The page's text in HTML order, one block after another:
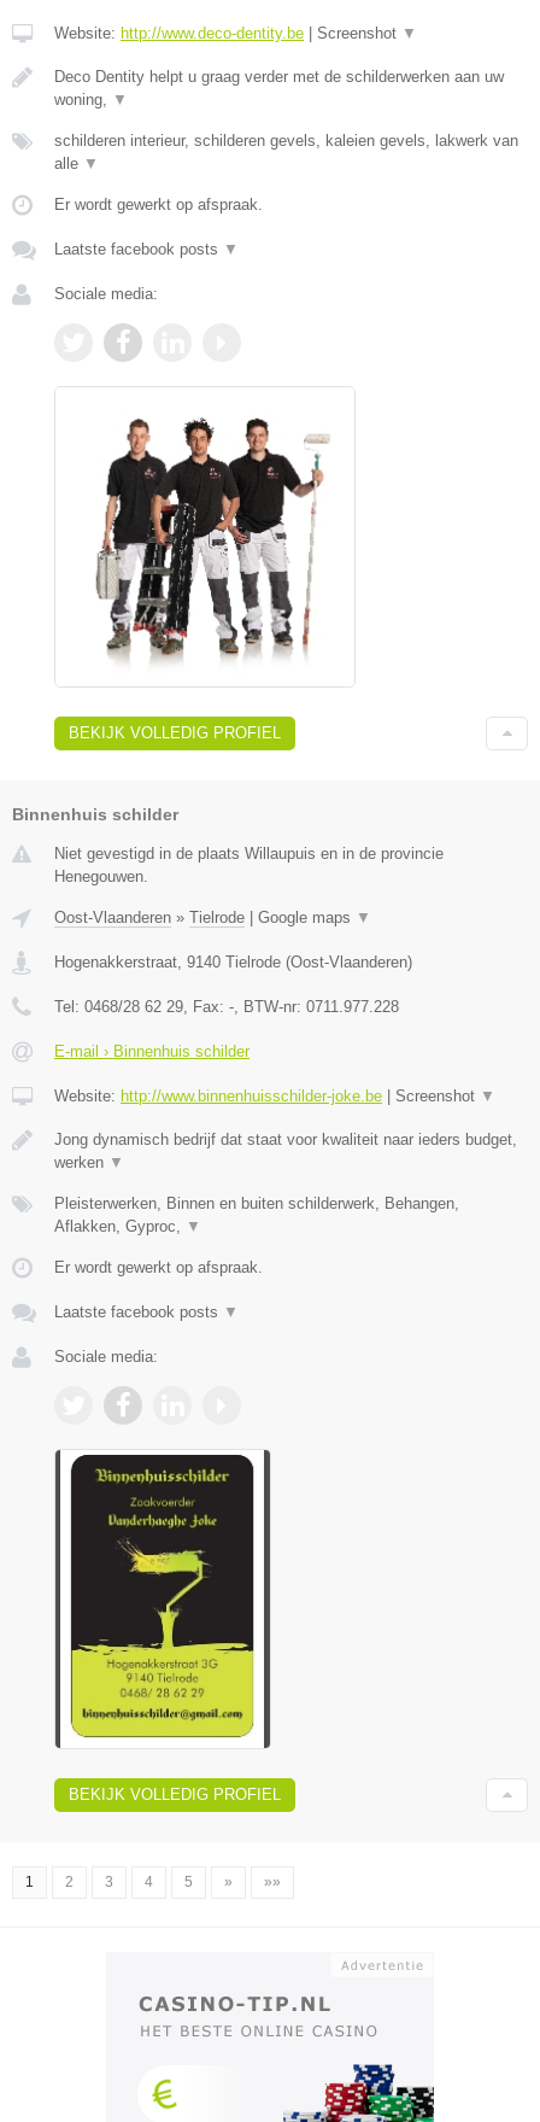
Website: http://www.deco-dentity.be Screenshot ▼
Deco Dentity helpt u graag verder met de schilderwerken aan uw
woning, ▼
schilderen interieur, schilderen gevels, kaleien gevels, lakwerk van
alle ▼
Er wordt gewerkt op afspraak.
Laatste facebook posts ▼
Sociale media:
BEKIJK VOLLEDIG PROFIEL
Binnenhuis schilder
Niet gevestigd in de plaats Willaupuis en in de provincie
Henegouwen.
Oost-Vlaanderen » Tielrode Google maps ▼
Hogenakkerstraat, 9140 Tielrode (Oost-Vlaanderen)
Tel: 0468/28 62 29, Fax: -, BTW-nr: 0711.977.228
E-mail › Binnenhuis schilder
Website: http://www.binnenhuisschilder-joke.be Screenshot ▼
Jong dynamisch bedrijf dat staat voor kwaliteit naar ieders budget,
werken ▼
Pleisterwerken, Binnen en buiten schilderwerk, Behangen,
Aflakken, Gyproc, ▼
Er wordt gewerkt op afspraak.
Laatste facebook posts ▼
Sociale media:
BEKIJK VOLLEDIG PROFIEL
1 2 3 4 5 » »»